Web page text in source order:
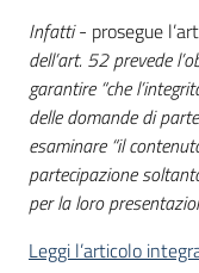
Infatti- prosegue
dell’art. 52 prevede
garantire “che
delle domande di
esaminare “il
partecipazione
per la loro
Leggi l’articolo